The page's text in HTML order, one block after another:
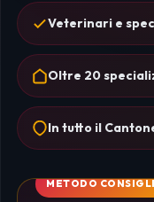
Veterinari e
Oltre 20
In tutto il